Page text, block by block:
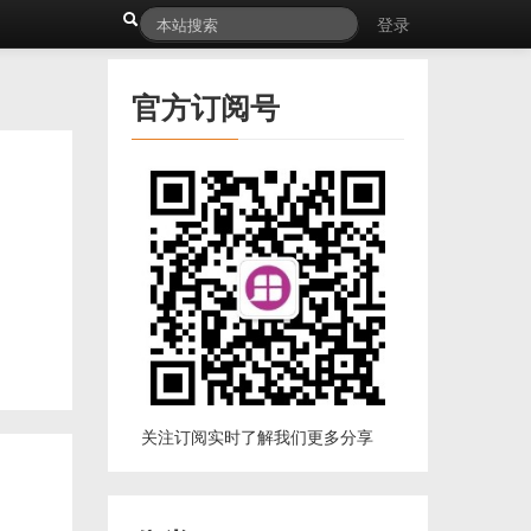
登录
官方订阅号
关注订阅实时了解我们更多分享